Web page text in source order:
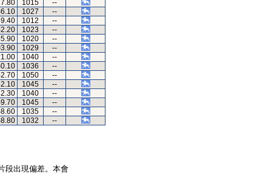
1015
--
1027
--
1012
--
1023
--
1020
--
1029
--
1040
--
1036
--
1050
--
1045
--
1040
--
1045
--
1035
--
1032 --
段出現偏差。本會